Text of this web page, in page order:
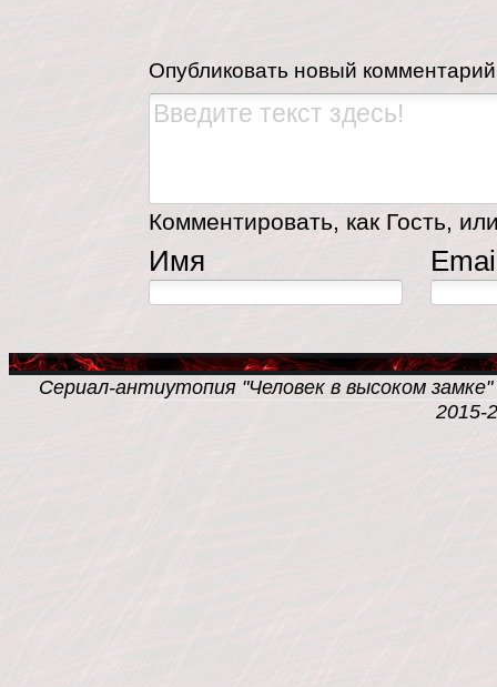
Опубликовать новый комментарий
Комментировать, как Гость,
Имя
Сериал-антиутопия "Человек в высоком
2015-